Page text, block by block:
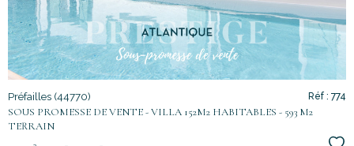
Préfailles (44770)
SOUS PROMESSE DE VENTE - VILLA 152M2 HABITABLES - 593 M2
TERRAIN
Réf : 774